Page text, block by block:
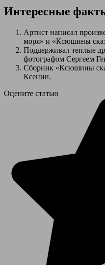
Интересные
Артист написал
моря» и «Ксюшины
Поддерживал теплые
фотографом Сергеем
Сборник «Ксюшины
Ксении.
Оцените статью